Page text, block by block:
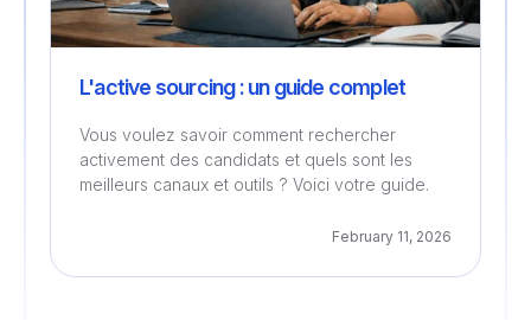
L'active sourcing : un guide complet
Vous voulez savoir comment rechercher
activement des candidats et quels sont les
meilleurs canaux et outils ? Voici votre guide.
February 11, 2026